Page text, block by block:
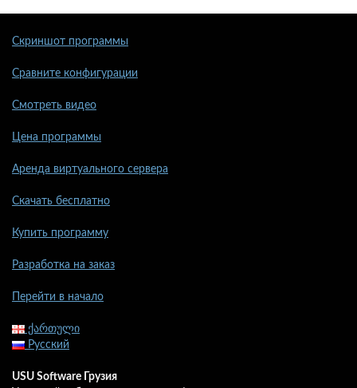
Скриншот программы
Сравните конфигурации
Смотреть видео
Цена программы
Аренда виртуального сервера
Скачать бесплатно
Купить программу
Разработка на заказ
Перейти в начало
ქართული
Русский
USU Software Грузия